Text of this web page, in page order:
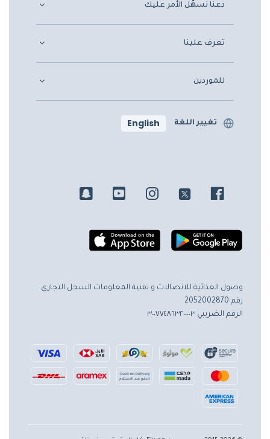
دعنا نسهّل الأمر عليك
تعرف علينا
للموردين
تغيير اللغة English
وصول الغذائية للاتصالات و تقنية المعلومات السجل التجاري
رقم 2052002870
الرقم الضريبي ٣٠٠٧٧٤٨٦٣٢٠٠٠٠٣